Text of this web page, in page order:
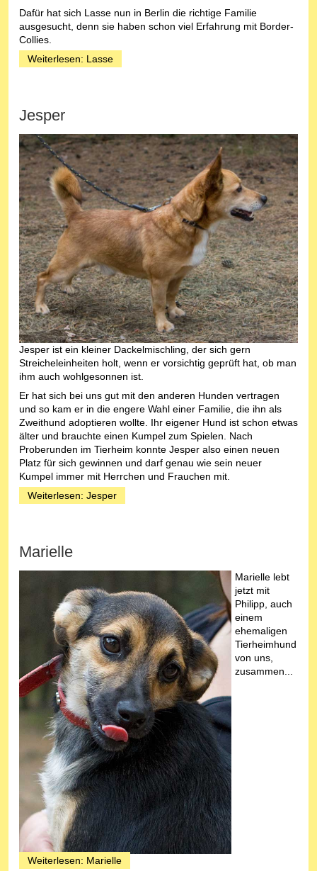
Dafür hat sich Lasse nun in Berlin die richtige Familie
ausgesucht, denn sie haben schon viel Erfahrung mit Border-
Collies.
Weiterlesen: Lasse
Jesper
Jesper ist ein kleiner Dackelmischling, der sich gern
Streicheleinheiten holt, wenn er vorsichtig geprüft hat, ob man
ihm auch wohlgesonnen ist.
Er hat sich bei uns gut mit den anderen Hunden vertragen
und so kam er in die engere Wahl einer Familie, die ihn als
Zweithund adoptieren wollte. Ihr eigener Hund ist schon etwas
älter und brauchte einen Kumpel zum Spielen. Nach
Proberunden im Tierheim konnte Jesper also einen neuen
Platz für sich gewinnen und darf genau wie sein neuer
Kumpel immer mit Herrchen und Frauchen mit.
Weiterlesen: Jesper
Marielle
Marielle lebt
jetzt mit
Philipp, auch
einem
ehemaligen
Tierheimhund
von uns,
zusammen...
Weiterlesen: Marielle